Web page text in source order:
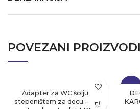
POVEZANI PROIZVODI
Adapter za WC šolju sa
stepeništem za decu – dečiji
-34%